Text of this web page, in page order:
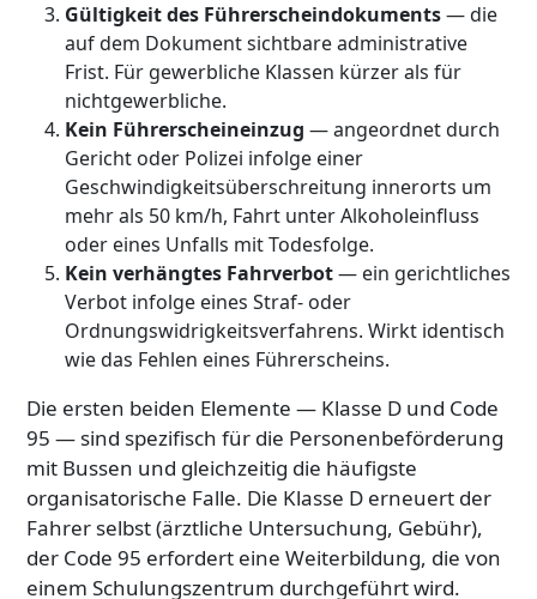
Gültigkeit des Führerscheindokuments— die
auf dem Dokument sichtbare administrative
Frist. Für gewerbliche Klassen kürzer als für
nichtgewerbliche.
Kein Führerscheineinzug — angeordnet durch
Gericht oder Polizei infolge einer
Geschwindigkeitsüberschreitung innerorts um
mehr als 50 km/h, Fahrt unter Alkoholeinfluss
oder eines Unfalls mit Todesfolge.
Kein verhängtes Fahrverbot— ein gerichtliches
Verbot infolge eines Straf- oder
Ordnungswidrigkeitsverfahrens. Wirkt identisch
wie das Fehlen eines Führerscheins.
Die ersten beiden Elemente — Klasse D und Code
95 — sind spezifisch für die Personenbeförderung
mit Bussen und gleichzeitig die häufigste
organisatorische Falle. Die Klasse D erneuert der
Fahrer selbst (ärztliche Untersuchung, Gebühr),
der Code 95 erfordert eine Weiterbildung, die von
einem Schulungszentrum durchgeführt wird.